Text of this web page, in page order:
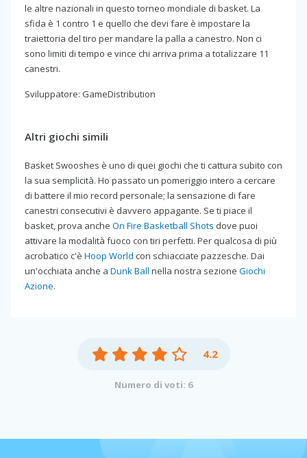
le altre nazionali in questo torneo mondiale di basket. La
sfida è 1 contro 1 e quello che devi fare è impostare la
traiettoria del tiro per mandare la palla a canestro. Non ci
sono limiti di tempo e vince chi arriva prima a totalizzare 11
canestri.
Sviluppatore: GameDistribution
Altri giochi simili
Basket Swooshes è uno di quei giochi che ti cattura subito con
la sua semplicità. Ho passato un pomeriggio intero a cercare
di battere il mio record personale; la sensazione di fare
canestri consecutivi è davvero appagante. Se ti piace il
basket, prova anche On Fire Basketball Shots dove puoi
attivare la modalità fuoco con tiri perfetti. Per qualcosa di più
acrobatico c'è Hoop World con schiacciate pazzesche. Dai
un'occhiata anche a Dunk Ball nella nostra sezione Giochi
Azione.
4.2
Numero di voti: 6